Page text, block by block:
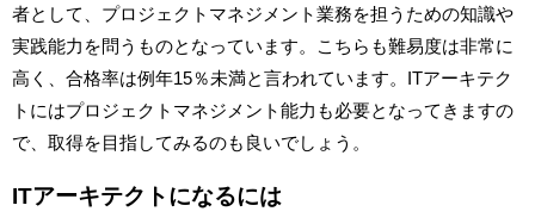
者として、プロジェクトマネジメント業務を担うための知識や
実践能力を問うものとなっています。こちらも難易度は非常に
高く、合格率は例年15％未満と言われています。ITアーキテク
トにはプロジェクトマネジメント能力も必要となってきますの
で、取得を目指してみるのも良いでしょう。
ITアーキテクトになるには